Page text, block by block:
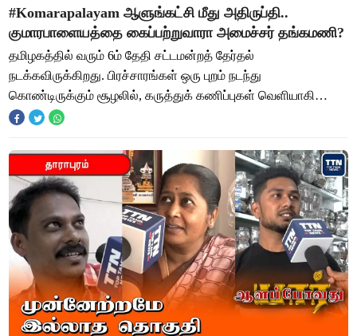
#komarapalayam ஆளுங்கட்சி மீது அதிருப்தி..
குமாரபாளையத்தை கைப்பற்றுவாரா அமைச்சர் தங்கமணி?
தமிழகத்தில் வரும் 6ம் தேதி சட்டமன்றத் தேர்தல்
நடக்கவிருக்கிறது. பிரச்சாரங்கள் ஒரு புறம் நடந்து
கொண்டிருக்கும் சூழலில், கருத்துக் கணிப்புகள் வெளியாகி
அரசியல் கட்சிகளை பீதியில் ஆழ்த்துகின்றன. இருப்பினு